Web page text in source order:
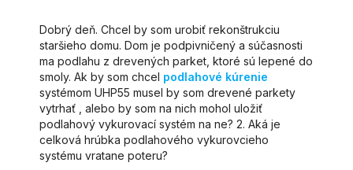
Dobrý deň. Chcel by som urobiť rekonštrukciu
staršieho domu. Dom je podpivničený a súčasnosti
ma podlahu z drevených parket, ktoré sú lepené do
smoly. Ak by som chcel podlahové kúrenie
systémom UHP55 musel by som drevené parkety
vytrhať , alebo by som na nich mohol uložiť
podlahový vykurovací systém na ne? 2. Aká je
celková hrúbka podlahového vykurovcieho
systému vratane poteru?